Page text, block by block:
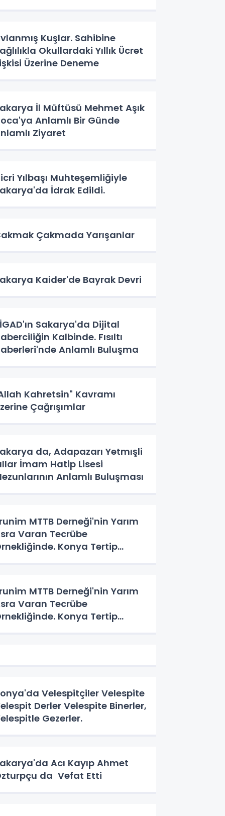
Kuşlar. Sahibine
Okullardaki Yıllık Ücret
Üzerine Deneme
İl Müftüsü Mehmet Aşık
Anlamlı Bir Günde
Ziyaret
Yılbaşı Muhteşemliğiyle
İdrak Edildi.
Çakmada Yarışanlar
Kaider'de Bayrak Devri
Sakarya'da Dijital
Kalbinde. Fısıltı
Anlamlı Buluşma
Kahretsin" Kavramı
Çağrışımlar
da, Adapazarı Yetmışli
İmam Hatip Lisesi
Anlamlı Buluşması
MTTB Derneği'nin Yarım
Varan Tecrübe
Konya Tertip
MTTB Derneği'nin Yarım
Varan Tecrübe
Konya Tertip
Velespitçiler Velespite
Derler Velespite Binerler,
Gezerler.
Acı Kayıp Ahmet
da Vefat Etti